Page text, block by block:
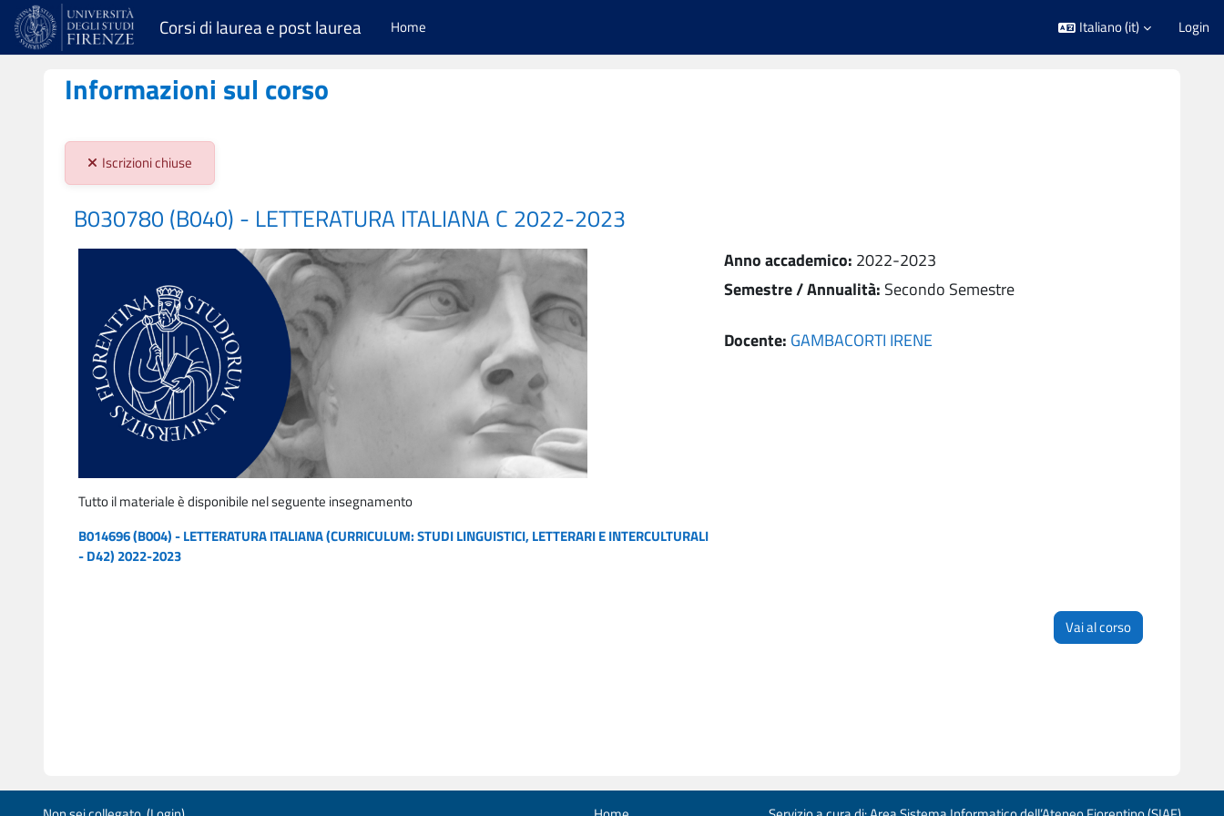
Vai al contenuto principale
Corsi di laurea e post laurea Home Italiano ‎(it)‎ Login
Informazioni sul corso
Stato iscrizioni:
Iscrizioni chiuse
B030780 (B040) - LETTERATURA ITALIANA C 2022-2023
Tutto il materiale è disponibile nel seguente insegnamento
B014696 (B004) - LETTERATURA ITALIANA (CURRICULUM: STUDI LINGUISTICI, LETTERARI E INTERCULTURALI
- D42) 2022-2023
Anno accademico: 2022-2023
Semestre / Annualità: Secondo Semestre
Docente: GAMBACORTI IRENE
Vai al corso